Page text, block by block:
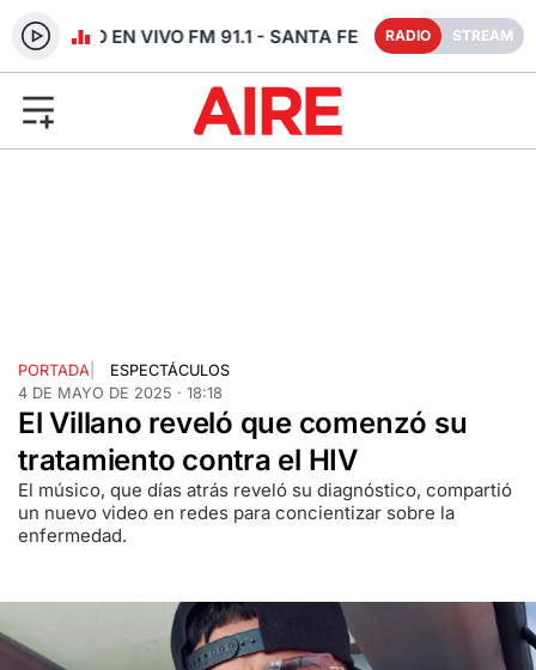
RADIO EN VIVO FM 91.1 - SANTA FE RADIO STREAM
PORTADA
ESPECTÁCULOS
4 DE MAYO DE 2025 · 18:18
El Villano reveló que comenzó su
tratamiento contra el HIV
El músico, que días atrás reveló su diagnóstico, compartió
un nuevo video en redes para concientizar sobre la
enfermedad.